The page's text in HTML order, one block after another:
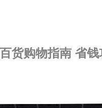
货购物指南 省